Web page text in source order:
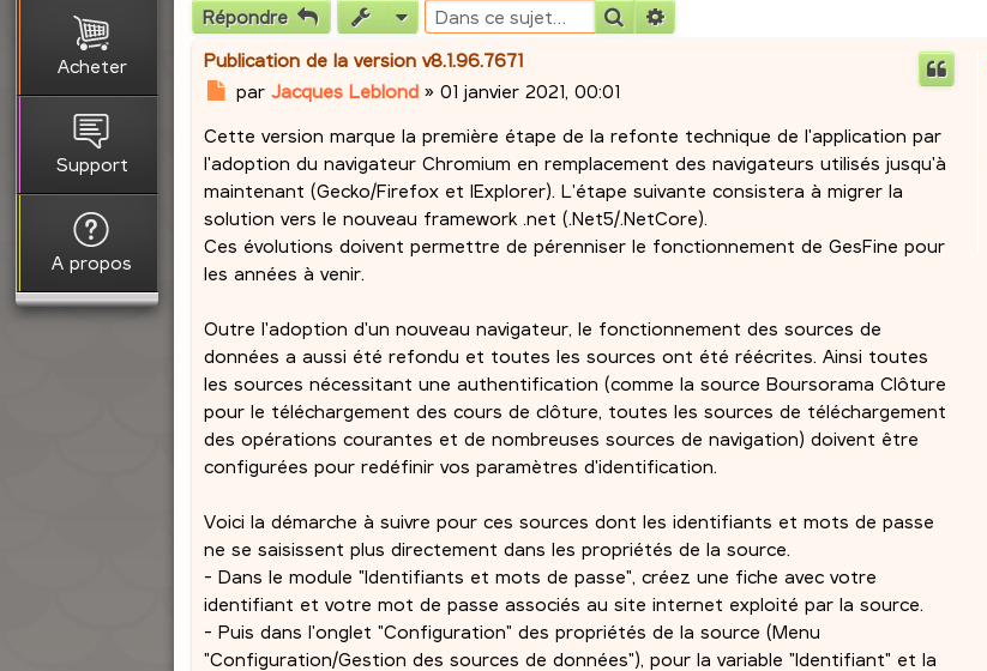
Acheter
Support
A propos
Répondre Rechercher
Publication de la version v8.1.96.7671
M
s
s
a
e
par Jacques Leblond » 01 janvier 2021, 00:01
Cette version marque la première étape de la refonte technique de l'application par
l'adoption du navigateur Chromium en remplacement des navigateurs utilisés jusqu'à
maintenant (Gecko/Firefox et IExplorer). L'étape suivante consistera à migrer la
solution vers le nouveau framework .net (.Net5/.NetCore).
Ces évolutions doivent permettre de pérenniser le fonctionnement de GesFine pour
les années à venir.
Outre l'adoption d'un nouveau navigateur, le fonctionnement des sources de
données a aussi été refondu et toutes les sources ont été réécrites. Ainsi toutes
les sources nécessitant une authentification (comme la source Boursorama Clôture
pour le téléchargement des cours de clôture, toutes les sources de téléchargement
des opérations courantes et de nombreuses sources de navigation) doivent être
configurées pour redéfinir vos paramètres d'identification.
Voici la démarche à suivre pour ces sources dont les identifiants et mots de passe
ne se saisissent plus directement dans les propriétés de la source.
- Dans le module "Identifiants et mots de passe", créez une fiche avec votre
identifiant et votre mot de passe associés au site internet exploité par la source.
- Puis dans l'onglet "Configuration" des propriétés de la source (Menu
"Configuration/Gestion des sources de données"), pour la variable "Identifiant" et la